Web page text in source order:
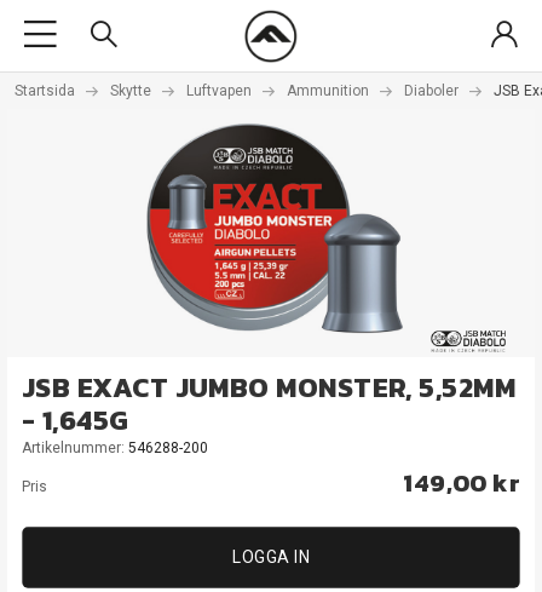
Startsida Skytte Luftvapen Ammunition Diaboler JSB
JSB EXACT JUMBO MONSTER, 5,52MM
- 1,645G
Artikelnummer: 546288-200
Pris 149,00 kr
LOGGA IN